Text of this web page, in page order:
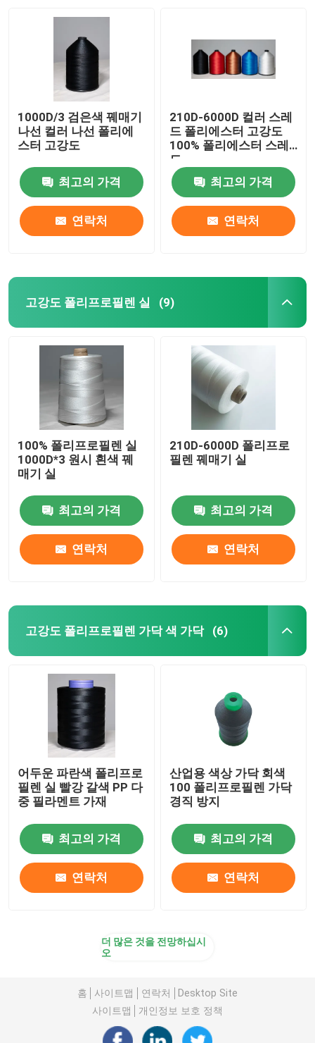
1000D/3 검은색 꿰매기
나선 컬러 나선 폴리에
스터 고강도
최고의 가격
연락처
210D-6000D 컬러 스레
드 폴리에스터 고강도
100% 폴리에스터 스레
드
최고의 가격
연락처
고강도 폴리프로필렌 실 (9)
100% 폴리프로필렌 실
1000D*3 원시 흰색 꿰
매기 실
최고의 가격
연락처
210D-6000D 폴리프로
필렌 꿰매기 실
최고의 가격
연락처
고강도 폴리프로필렌 가닥 색 가닥 (6)
어두운 파란색 폴리프로
필렌 실 빨강 갈색 PP 다
중 필라멘트 가재
최고의 가격
연락처
산업용 색상 가닥 회색
100 폴리프로필렌 가닥
경직 방지
최고의 가격
연락처
더 많은 것을 전망하십시
오
홈 사이트맵 연락처
Desktop Site
사이트맵
개인정보 보호 정책